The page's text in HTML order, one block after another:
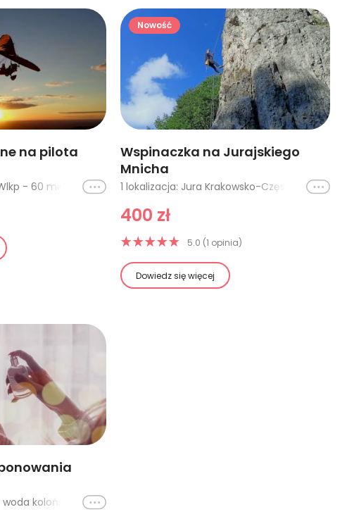
na pilota
6 lokalizacji: Gorzów Wlkp - 60 minut, Gorzów Wlkp - 90 minut, Szczecin - 60 minut, Szczecin - 90 minut, Zielona Góra - 60 minut, Zielona Góra - 90 minut
Ikona
Nowość
Wspinaczka na Jurajskiego
Mnicha
1 lokalizacja: Jura Krakowsko-Częstochowska
Ikona
400 zł
5.0 (1 opinia)
Dowiedz się więcej
7 lokalizacji: Kraków - woda kolońska, Kraków - woda toaletowa, Kraków - woda perfumowana, Kraków - ekstrakt perfum, Katowice - 1 osoba, Katowice - 2 osoby, Katowice - 6 osób
Ikona